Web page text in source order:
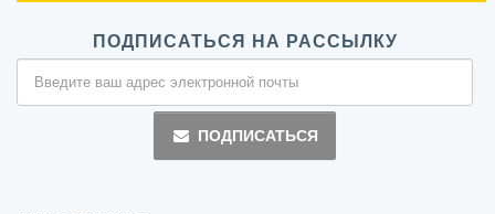
ПОДПИСАТЬСЯ НА РАССЫЛКУ
ПОДПИСАТЬСЯ